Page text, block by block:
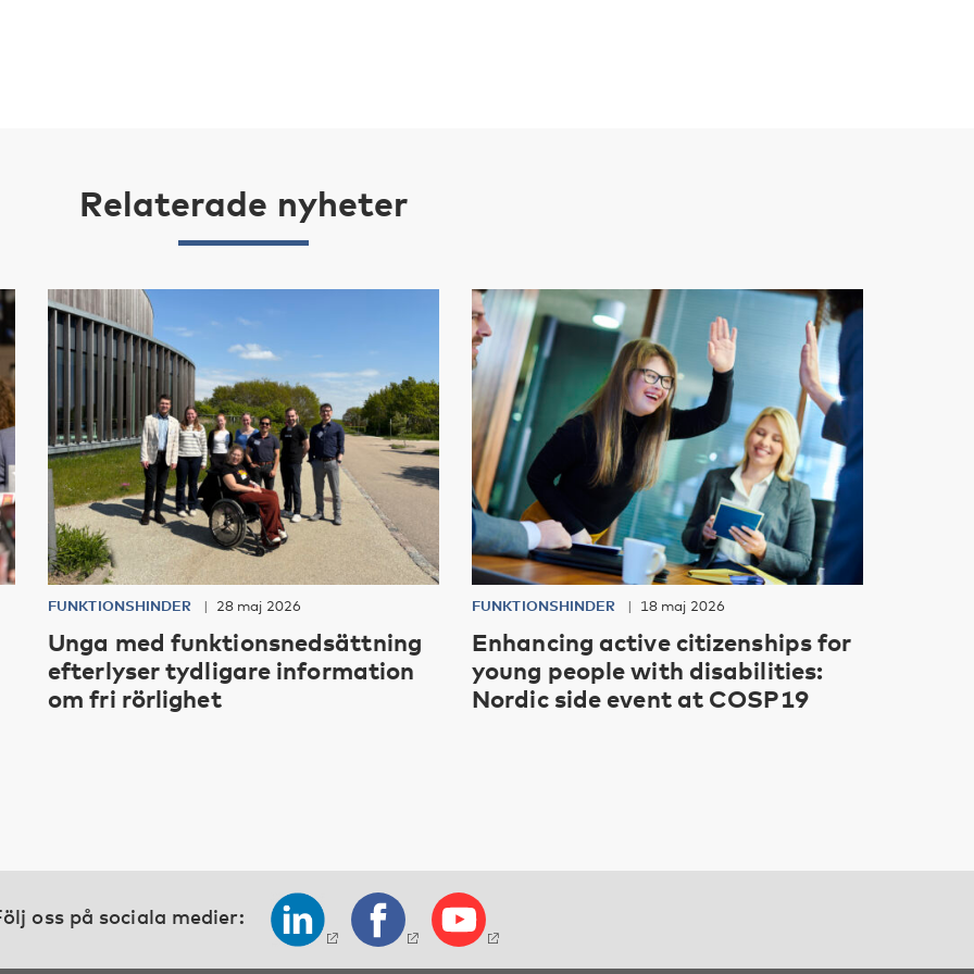
Relaterade nyheter
FUNKTIONSHINDER 28 maj 2026
Unga med funktionsnedsättning
efterlyser tydligare information
om fri rörlighet
FUNKTIONSHINDER 18 maj 2026
Enhancing active citizenships for
young people with disabilities:
Nordic side event at COSP19
oss på sociala medier: